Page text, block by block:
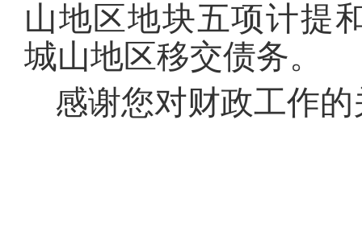
山地区地块五项计提
城山地区移交债务。
感谢您对财政工作